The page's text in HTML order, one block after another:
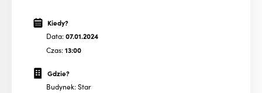
Kiedy?
Data:07.01.2024
Czas:13:00
Gdzie?
Budynek: Star